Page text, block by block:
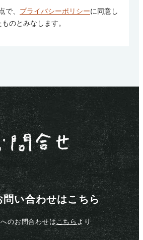
で、 プライバシーポリシーに同意し
ものとみなします。
問い合わせはこちら
のお問合わせはこちら より